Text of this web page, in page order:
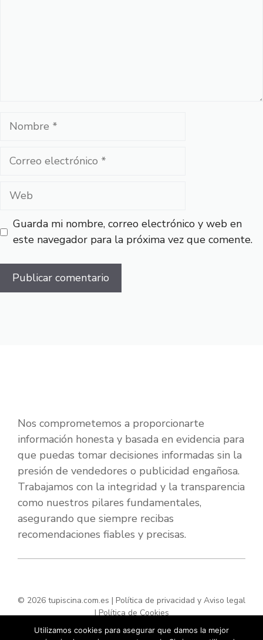
Nombre
Correo
Web
Guarda mi nombre, correo electrónico y web en
este navegador para la próxima vez que comente.
Nos comprometemos a proporcionarte
información honesta y basada en evidencia para
que puedas tomar decisiones informadas sin la
presión de vendedores o publicidad engañosa.
Trabajamos con la integridad y la transparencia
como nuestros pilares fundamentales,
asegurando que siempre recibas
recomendaciones fiables y precisas.
© 2026 tupiscina.com.es | Política de privacidad y Aviso legal
|Política de Cookies
Utilizamos cookies para asegurar que damos la mejor